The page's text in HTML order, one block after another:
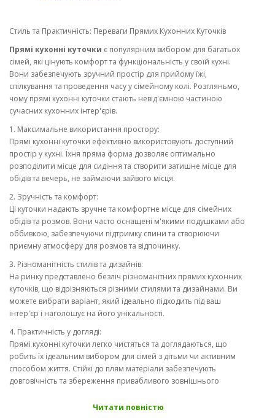
Стиль та Практичність: Переваги Прямих Кухонних Куточків
Прямі кухонні куточки є популярним вибором для багатьох
сімей, які цінують комфорт та функціональність у своїй кухні.
Вони забезпечують зручний простір для прийому їжі,
спілкування та проведення часу у сімейному колі. Розгляньмо,
чому прямі кухонні куточки стають невід'ємною частиною
сучасних кухонних інтер'єрів.
1. Максимальне використання простору:
Прямі кухонні куточки ефективно використовують доступний
простір у кухні. Їхня пряма форма дозволяє оптимально
розподілити місце для сидіння та створити затишне місце для
обідів та вечерь, не займаючи зайвого місця.
2. Зручність та комфорт:
Ці куточки надають зручне та комфортне місце для сімейних
обідів та розмов. Вони часто оснащені м'якими подушками або
оббивкою, забезпечуючи підтримку спини та створюючи
приємну атмосферу для розмов та відпочинку.
3. Різноманітність стилів та дизайнів:
На ринку представлено безліч різноманітних прямих кухонних
куточків, що відрізняються різними стилями та дизайнами. Ви
можете вибрати варіант, який ідеально підходить під ваш
інтер'єр і наголошує на його унікальності.
4. Практичність у догляді:
Прямі кухонні куточки легко чистяться та доглядаються, що
робить їх ідеальним вибором для сімей з дітьми чи активним
способом життя. Стійкі до плям матеріали забезпечують
довговічність та збереження привабливого зовнішнього
Прямі кухонні куточки - це не тільки функціональна, а й стильна
Читати повністю